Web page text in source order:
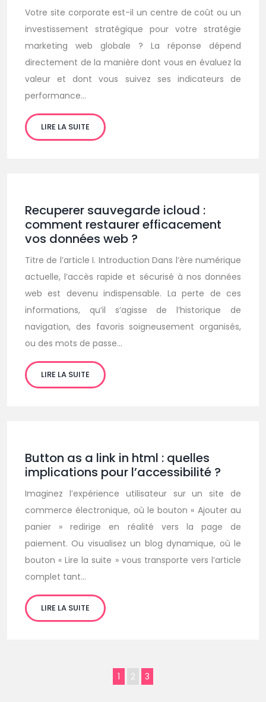
Votre site corporate est-il un centre de coût ou un
investissement stratégique pour votre stratégie
marketing web globale ? La réponse dépend
directement de la manière dont vous en évaluez la
valeur et dont vous suivez ses indicateurs de
performance…
LIRE LA SUITE
Recuperer sauvegarde icloud :
comment restaurer efficacement
vos données web ?
Titre de l’article I. Introduction Dans l’ère numérique
actuelle, l’accès rapide et sécurisé à nos données
web est devenu indispensable. La perte de ces
informations, qu’il s’agisse de l’historique de
navigation, des favoris soigneusement organisés,
ou des mots de passe…
LIRE LA SUITE
Button as a link in html : quelles
implications pour l’accessibilité ?
Imaginez l’expérience utilisateur sur un site de
commerce électronique, où le bouton « Ajouter au
panier » redirige en réalité vers la page de
paiement. Ou visualisez un blog dynamique, où le
bouton « Lire la suite » vous transporte vers l’article
complet tant…
LIRE LA SUITE
1 2 3